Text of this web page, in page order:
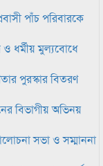
পাঁচ পরিবারকে
ধর্মীয় মুল্যবোধে
পুরস্কার বিতরণ
বিভাগীয় অভিনয়
সভা ও সম্মাননা